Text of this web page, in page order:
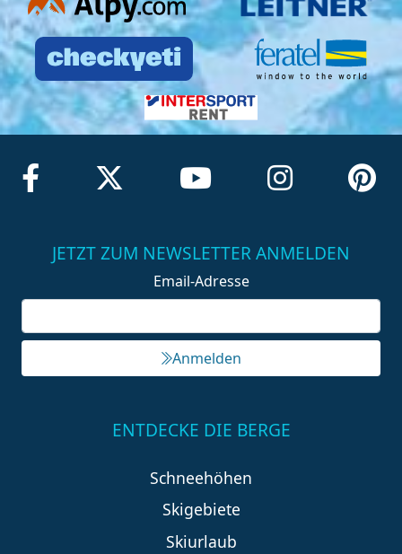
JETZT ZUM NEWSLETTER ANMELDEN
Email-Adresse
Anmelden
ENTDECKE DIE BERGE
Schneehöhen
Skigebiete
Skiurlaub